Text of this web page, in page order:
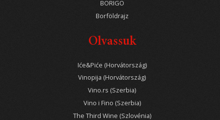
BORIGO
Borföldrajz
Olvassuk
Iće&Piće (Horvátország)
Vinopija (Horvátország)
Vino.rs (Szerbia)
Vino i Fino (Szerbia)
The Third Wine (Szlovénia)